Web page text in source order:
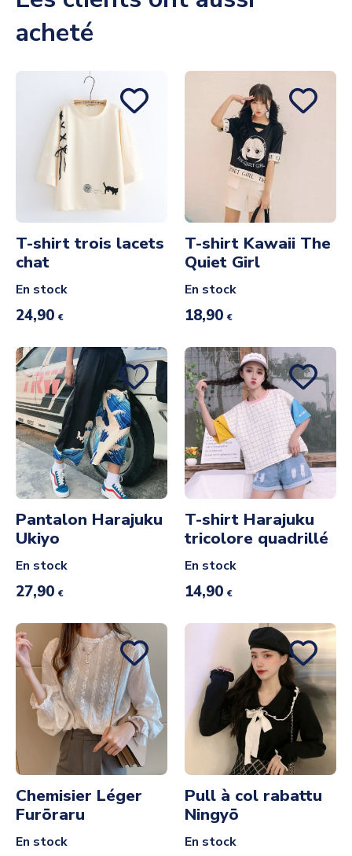
acheté
T-shirt trois lacets
chat
En stock
24,90 €
T-shirt Kawaii The
Quiet Girl
En stock
18,90 €
Pantalon Harajuku
Ukiyo
En stock
27,90 €
T-shirt Harajuku
tricolore quadrillé
En stock
14,90 €
Chemisier Léger
Furōraru
En stock
Pull à col rabattu
Ningyō
En stock